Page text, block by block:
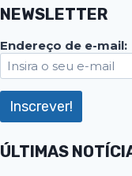
NEWSLETTER
Endereço de e-mail:
ÚLTIMAS